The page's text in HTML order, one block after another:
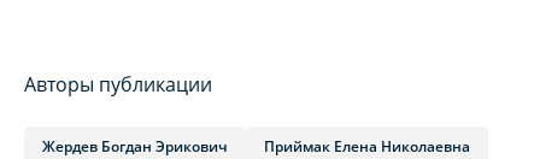
Авторы публикации
Жердев Богдан Эрикович Приймак Елена Николаевна